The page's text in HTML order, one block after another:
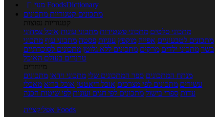

מנוי FoodsDictionary
מתכונים קטגוריות מתכונים
קטגוריות נפוצות
מתכוני סלטים מתכוני פשטידות מתכוני עוגות אוכל צמחוני
מתכונים לטבעוניים אפייה מוקפץ עוגיות פסטה מתכוני עוף מתכוני
בשר מתכוני ילדים מרקים מתכונים ללא גלוטן מתכונים לסוכרתיים
טרנדים בעולם האוכל
מיוחדים
מנתח המתכונים ספר המתכונים שלי מתכוני וידאו מתכונים
עשירים מתכונים לפי מצרכים אוכל דיאטטי אוכל בריא מאכלי
עדות ספרי בישול מתכונים לפי חגים ועונות לפי שיטות הכנה
אפליקציית Foods